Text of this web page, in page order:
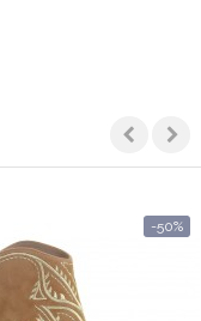
-50%